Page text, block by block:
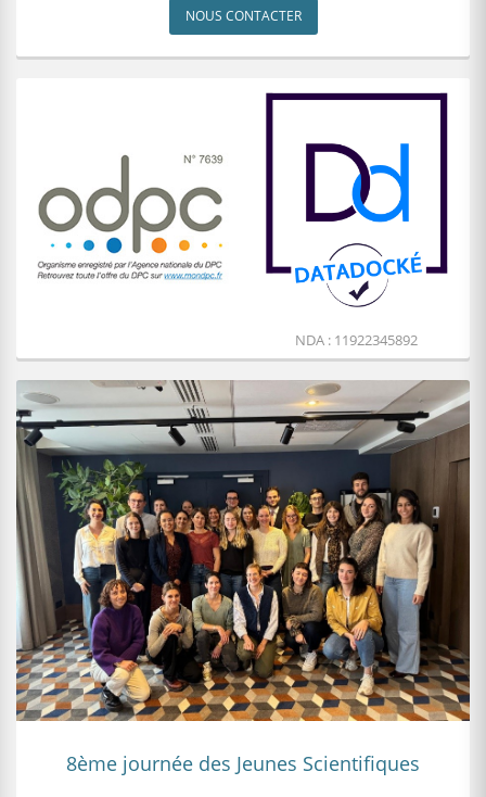
NOUS CONTACTER
NDA : 11922345892
8ème journée des Jeunes Scientifiques